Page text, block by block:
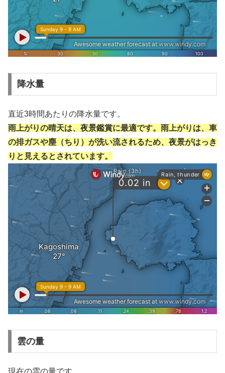
降水量
直近3時間あたりの降水量です。
雨上がりの晴天は、夜景鑑賞に最適です。雨上がりは、車
の排ガスや塵（ちり）が洗い流されるため、夜景がはっき
りと見えるとされています。
雲の量
現在の雲の量です。